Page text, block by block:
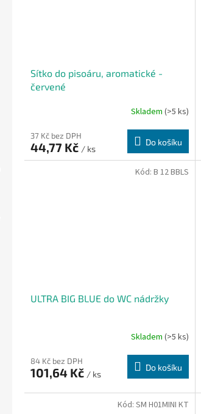
Sítko do pisoáru, aromatické -
červené
Skladem (>5 ks)
37 Kč bez DPH
44,77 Kč / ks
Do košíku
ULTRA BIG BLUE do WC nádržky
Skladem (>5 ks)
84 Kč bez DPH
101,64 Kč / ks
Do košíku
Kód: B 12 BBLS
Kód: SM H01MINI KT